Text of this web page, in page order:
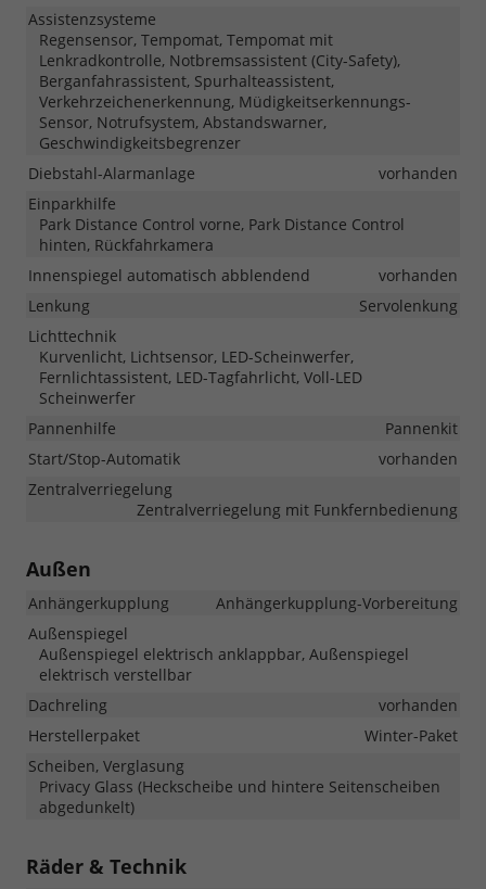
Assistenzsysteme
Regensensor, Tempomat, Tempomat mit
Lenkradkontrolle, Notbremsassistent (City-Safety),
Berganfahrassistent, Spurhalteassistent,
Verkehrzeichenerkennung, Müdigkeitserkennungs-
Sensor, Notrufsystem, Abstandswarner,
Geschwindigkeitsbegrenzer
Diebstahl-Alarmanlage
vorhanden
Einparkhilfe
Park Distance Control vorne, Park Distance Control
hinten, Rückfahrkamera
Innenspiegel automatisch abblendend
vorhanden
Lenkung
Servolenkung
Lichttechnik
Kurvenlicht, Lichtsensor, LED-Scheinwerfer,
Fernlichtassistent, LED-Tagfahrlicht, Voll-LED
Scheinwerfer
Pannenhilfe
Pannenkit
Start/Stop-Automatik
vorhanden
Zentralverriegelung
Zentralverriegelung mit Funkfernbedienung
Außen
Anhängerkupplung
Anhängerkupplung-Vorbereitung
Außenspiegel
Außenspiegel elektrisch anklappbar, Außenspiegel
elektrisch verstellbar
Dachreling
vorhanden
Herstellerpaket
Winter-Paket
Scheiben, Verglasung
Privacy Glass (Heckscheibe und hintere Seitenscheiben
abgedunkelt)
Räder & Technik